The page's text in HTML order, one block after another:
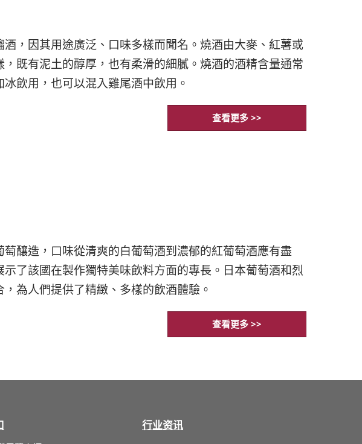
，因其用途廣泛、口味多樣而聞名。燒酒由大麥、紅薯或
既有泥土的醇厚，也有柔滑的細膩。燒酒的酒精含量通常
飲用，也可以混入雞尾酒中飲用。
查看更多 >>
釀造，口味從清爽的白葡萄酒到濃郁的紅葡萄酒應有盡
了該國在製作獨特美味飲料方面的專長。日本葡萄酒和烈
為人們提供了精緻、多樣的飲酒體驗。
查看更多 >>
行业资讯